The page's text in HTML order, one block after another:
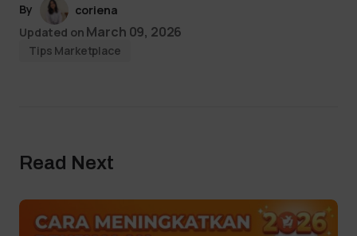
By
coriena
Updated on March 09, 2026
Tips Marketplace
Read Next